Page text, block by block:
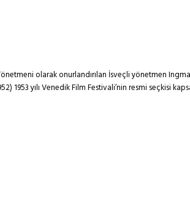
olarak onurlandırılan İsveçli yönetmen
yılı Venedik Film Festivali’nin resmi seçkisi